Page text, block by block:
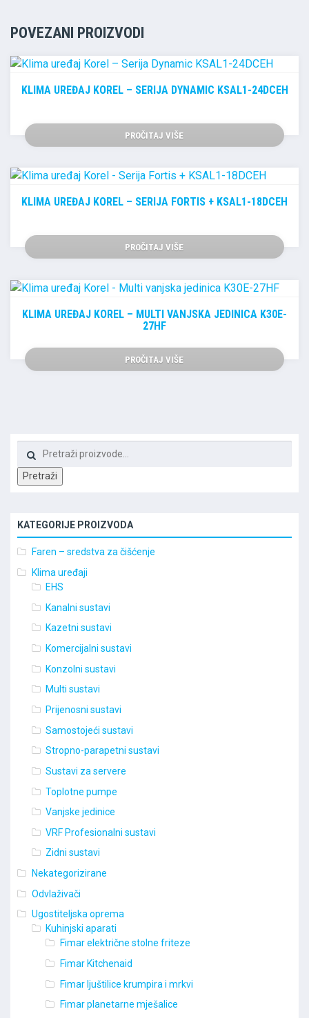
POVEZANI PROIZVODI
KLIMA UREĐAJ KOREL – SERIJA DYNAMIC KSAL1-24DCEH
PROČITAJ VIŠE
KLIMA UREĐAJ KOREL – SERIJA FORTIS + KSAL1-18DCEH
PROČITAJ VIŠE
KLIMA UREĐAJ KOREL – MULTI VANJSKA JEDINICA K30E-
27HF
PROČITAJ VIŠE
Pretraži
KATEGORIJE PROIZVODA
Faren – sredstva za čišćenje
Klima uređaji
EHS
Kanalni sustavi
Kazetni sustavi
Komercijalni sustavi
Konzolni sustavi
Multi sustavi
Prijenosni sustavi
Samostojeći sustavi
Stropno-parapetni sustavi
Sustavi za servere
Toplotne pumpe
Vanjske jedinice
VRF Profesionalni sustavi
Zidni sustavi
Nekategorizirane
Odvlaživači
Ugostiteljska oprema
Kuhinjski aparati
Fimar električne stolne friteze
Fimar Kitchenaid
Fimar ljuštilice krumpira i mrkvi
Fimar planetarne mješalice